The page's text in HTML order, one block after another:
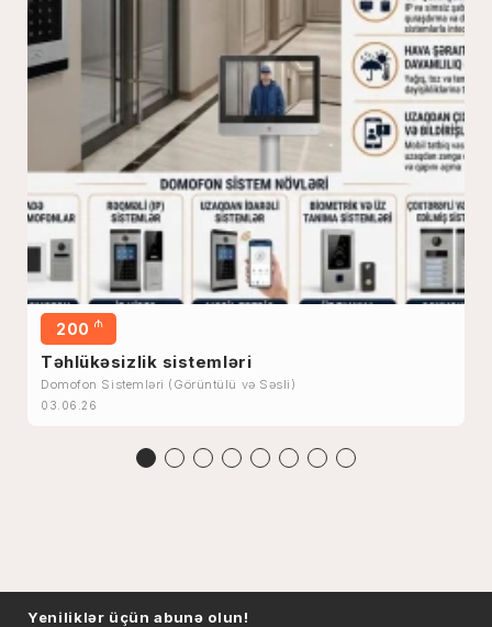
200 ₼
Təhlükəsizlik sistemləri
Domofon Sistemləri (Görüntülü və Səsli)
03.06.26
Yeniliklər üçün abunə olun!